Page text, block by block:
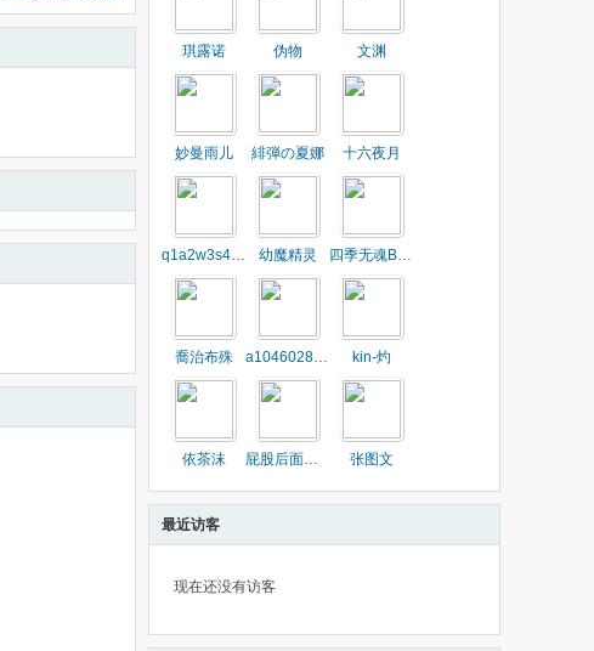
琪露诺 伪物 文渊
妙曼雨儿 緋弾の夏娜 十六夜月
q1a2w3s4e5d6 幼魔精灵 四季无魂Buila
喬治布殊 a1046028576 kin-灼
依茶沫 屁股后面一枝花 张图文
最近访客
现在还没有访客